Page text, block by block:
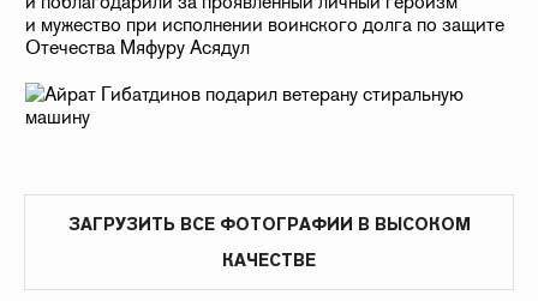
ЗАГРУЗИТЬ ВСЕ ФОТОГРАФИИ В ВЫСОКОМ
КАЧЕСТВЕ